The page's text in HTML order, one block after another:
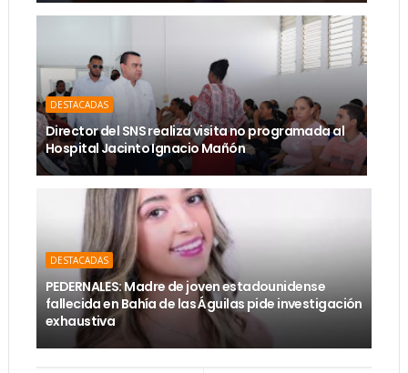
DESTACADAS
Director del SNS realiza visita no programada al
Hospital Jacinto Ignacio Mañón
DESTACADAS
PEDERNALES: Madre de joven estadounidense
fallecida en Bahía de las Águilas pide investigación
exhaustiva